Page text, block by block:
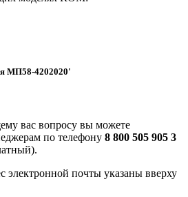
МП58-4202020'
вас вопросу вы можете
по телефону 8 800 505 905 3
электронной почты указаны вверху